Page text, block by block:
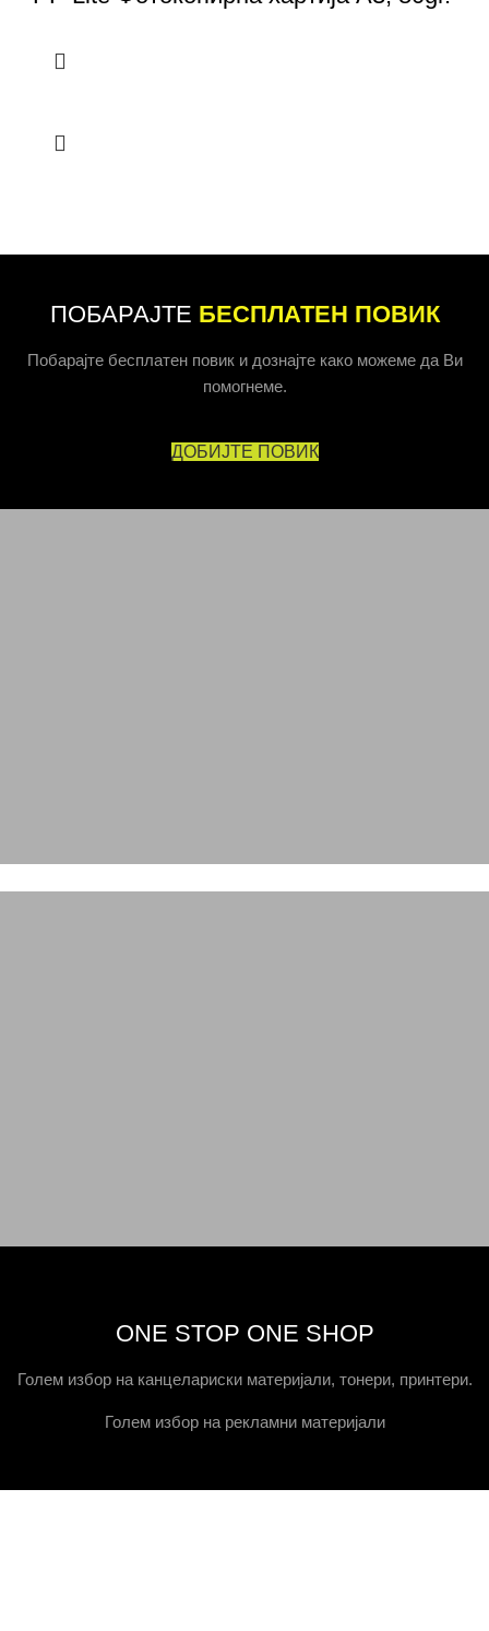
ПОБАРАЈТЕ БЕСПЛАТЕН ПОВИК
Побарајте бесплатен повик и дознајте како можеме да Ви
помогнеме.
ДОБИЈТЕ ПОВИК
ONE STOP ONE SHOP
Голем избор на канцелариски материјали, тонери, принтери.
Голем избор на рекламни материјали